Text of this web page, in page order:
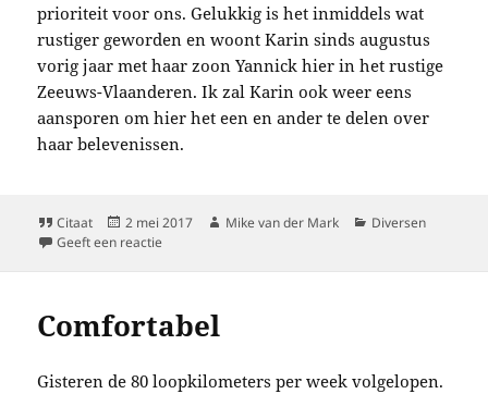
prioriteit voor ons. Gelukkig is het inmiddels wat
rustiger geworden en woont Karin sinds augustus
vorig jaar met haar zoon Yannick hier in het rustige
Zeeuws-Vlaanderen. Ik zal Karin ook weer eens
aansporen om hier het een en ander te delen over
haar belevenissen.
Format
Citaat
Geplaatst
op
2 mei 2017 Auteur
Mike van der Mark Categorieën
Diversen
Geeft een reactieop Daar zijn we weer…
Comfortabel
Gisteren de 80 loopkilometers per week volgelopen.